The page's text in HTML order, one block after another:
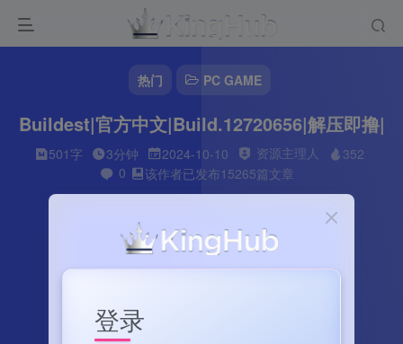
热门 PC GAME
Buildest|官方中文|Build.12720656|解压即撸|
501字 3分钟 2024-10-10 资源主理人
352
0
该作者已发布15265篇文章
登录